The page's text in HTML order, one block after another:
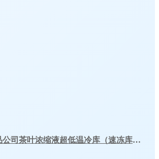
浙江长裕茶制品公司茶叶浓缩液超低温冷库（速冻库）工程建造方案